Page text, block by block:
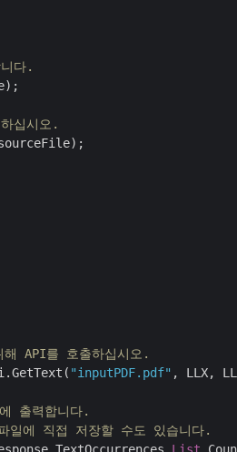
다.
십시오.
API를 호출하십시오.
"inputPDF.pdf" , LLX,
출력합니다.
에 직접 저장할 수도 있습니다.